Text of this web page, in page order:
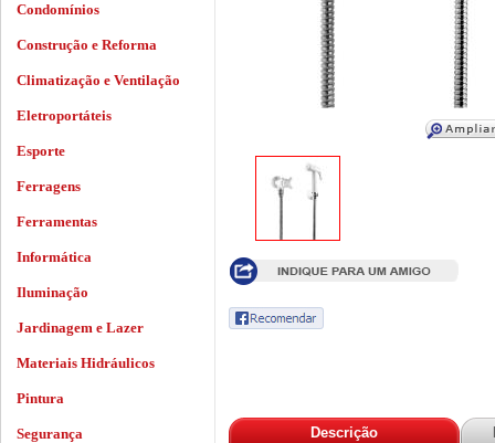
Descrição
Condomínios
Construção e Reforma
Climatização e Ventilação
Eletroportáteis
Esporte
Ferragens
Ferramentas
Informática
Iluminação
Jardinagem e Lazer
Materiais Hidráulicos
Pintura
Segurança